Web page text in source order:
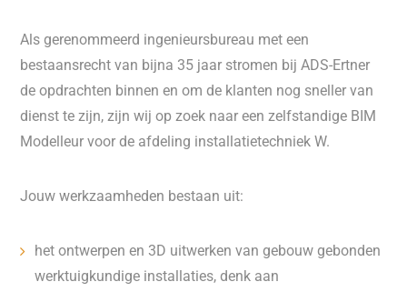
Als gerenommeerd ingenieursbureau met een
bestaansrecht van bijna 35 jaar stromen bij ADS-Ertner
de opdrachten binnen en om de klanten nog sneller van
dienst te zijn, zijn wij op zoek naar een zelfstandige BIM
Modelleur voor de afdeling installatietechniek W.
Jouw werkzaamheden bestaan uit:
het ontwerpen en 3D uitwerken van gebouw gebonden
werktuigkundige installaties, denk aan